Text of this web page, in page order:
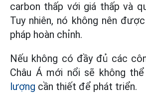
carbon thấp với giá thấp và
Tuy nhiên, nó không nên
pháp hoàn chỉnh.
Nếu không có đầy đủ các
Châu Á mới nổi sẽ không
lượng cần thiết để phát triển.